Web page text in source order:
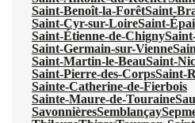
Saint-Benoît-la-ForêtSaint-
Saint-Cyr-sur-LoireSaint-
Saint-Étienne-de-Chigny
Saint-Germain-sur-Vienne
Saint-Martin-le-BeauSaint-
Saint-Pierre-des-CorpsSaint-
Sainte-Catherine-de-Fierbois
Sainte-Maure-de-Touraine
SavonnièresSemblançay